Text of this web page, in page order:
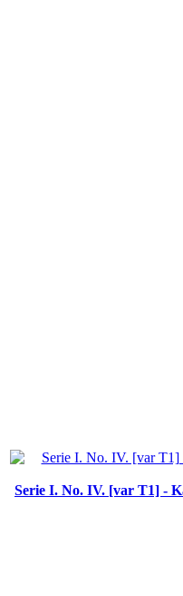
Serie I. No. IV. [var T1] -